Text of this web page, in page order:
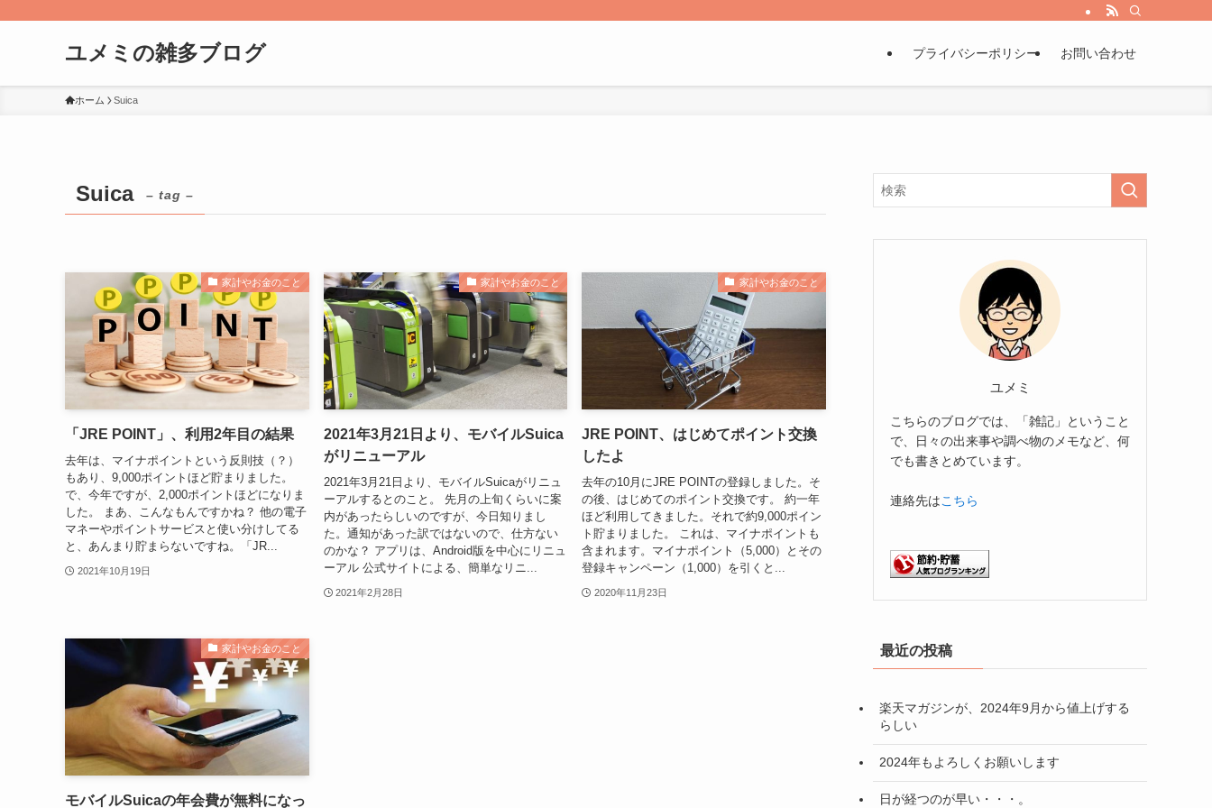
ユメミの雑多ブログ プライバシーポリシー お問い合わせ
ホーム Suica
Suica – tag –
家計やお金のこと
「JRE POINT」、利用2年目の結果
去年は、マイナポイントという反則技（？）
もあり、9,000ポイントほど貯まりました。
で、今年ですが、2,000ポイントほどになりま
した。 まあ、こんなもんですかね？ 他の電子
マネーやポイントサービスと使い分けしてる
と、あんまり貯まらないですね。「JR...
2021年10月19日
家計やお金のこと
2021年3月21日より、モバイルSuica
がリニューアル
2021年3月21日より、モバイルSuicaがリニュ
ーアルするとのこと。 先月の上旬くらいに案
内があったらしいのですが、今日知りまし
た。通知があった訳ではないので、仕方ない
のかな？ アプリは、Android版を中心にリニュ
ーアル 公式サイトによる、簡単なリニ...
2021年2月28日
家計やお金のこと
JRE POINT、はじめてポイント交換
したよ
去年の10月にJRE POINTの登録しました。そ
の後、はじめてのポイント交換です。 約一年
ほど利用してきました。それで約9,000ポイン
ト貯まりました。 これは、マイナポイントも
含まれます。マイナポイント（5,000）とその
登録キャンペーン（1,000）を引くと...
2020年11月23日
家計やお金のこと
モバイルSuicaの年会費が無料になっ
ユメミ
こちらのブログでは、「雑記」ということ
で、日々の出来事や調べ物のメモなど、何
でも書きとめています。
連絡先はこちら
最近の投稿
楽天マガジンが、2024年9月から値上げする
らしい
2024年もよろしくお願いします
日が経つのが早い・・・。